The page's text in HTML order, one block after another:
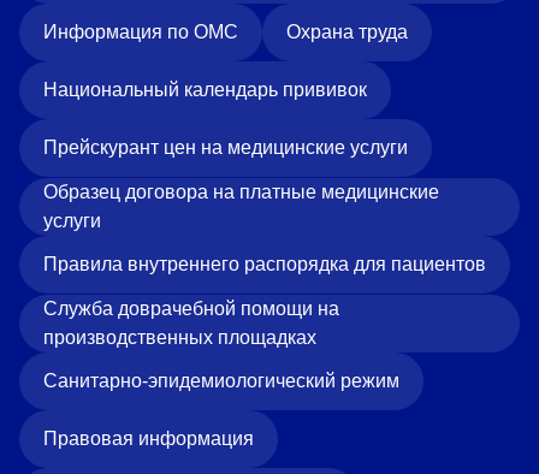
Информация по ОМС Охрана труда
Национальный календарь прививок
Прейскурант цен на медицинские услуги
Образец договора на платные медицинские
услуги
Правила внутреннего распорядка для пациентов
Служба доврачебной помощи на
производственных площадках
Санитарно-эпидемиологический режим
Правовая информация